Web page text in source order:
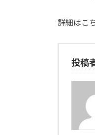
詳細はこ
投稿